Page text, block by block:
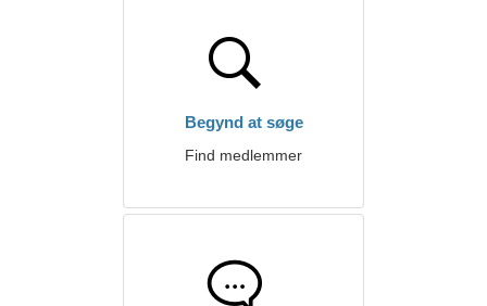
Begynd at søge
Find medlemmer